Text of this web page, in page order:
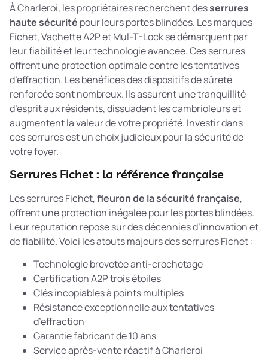
À Charleroi, les propriétaires recherchent desserrures
haute sécurité pour leurs portes blindées. Les marques
Fichet, Vachette A2P et Mul-T-Lock se démarquent par
leur fiabilité et leur technologie avancée. Ces serrures
offrent une protection optimale contre les tentatives
d’effraction. Lesbénéfices des dispositifs de sûreté
renforcéesont nombreux. Ils assurent une tranquillité
d’esprit aux résidents, dissuadent les cambrioleurs et
augmentent la valeur de votre propriété. Investir dans
ces serrures est un choix judicieux pour la sécurité de
votre foyer.
Serrures Fichet : la référence française
Les serrures Fichet,fleuron de la sécurité française,
offrent une protection inégalée pour les portes blindées.
Leur réputation repose sur des décennies d’innovation et
de fiabilité. Voici les atouts majeurs des serrures Fichet :
Technologie brevetée anti-crochetage
Certification A2P trois étoiles
Clés incopiables à points multiples
Résistance exceptionnelle aux tentatives
d’effraction
Garantie fabricant de 10 ans
Service après-vente réactif à Charleroi